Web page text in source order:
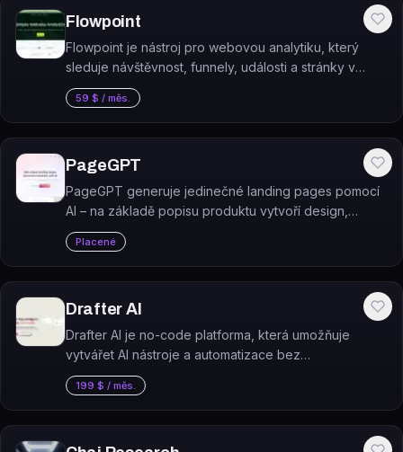
Flowpoint
Flowpoint je nástroj pro webovou analytiku, který
sleduje návštěvnost, funnely, události a stránky v
přehledném dashboardu.
59 $ / měs.
PageGPT
PageGPT generuje jedinečné landing pages pomocí
AI – na základě popisu produktu vytvoří design,
copywriting i obrázky.
Placené
Drafter AI
Drafter AI je no-code platforma, která umožňuje
vytvářet AI nástroje a automatizace bez
programování.
199 $ / měs.